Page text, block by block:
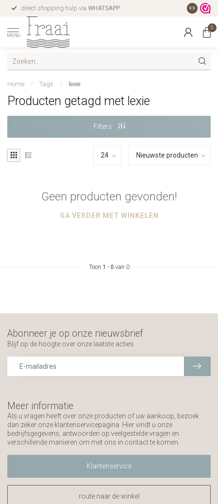
direct shopping hulp via WHATSAPP. gratis
9.9
MENU
0
Home / Tags / lexie
Producten getagd met lexie
Filters
Geen producten gevonden!
GA VERDER MET WINKELEN
Toon 1 - 0 van 0
Meer informatie
Als u vragen heeft over onze producten of uw aankoop, bezoek
dan zeker onze klantenservicepagina. Hier vindt u onze
bedrijfsgegevens, antwoorden op veelgestelde vragen en
verschillende manieren om met ons in contact te komen.
Klantenservice
route naar de winkel
Abonneer je op onze nieuwsbrief
Blijf op de hoogte over onze laatste acties